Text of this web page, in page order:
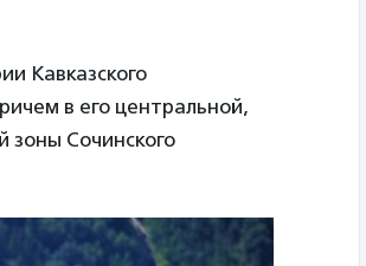
Кавказского
в его центральной,
зоны Сочинского